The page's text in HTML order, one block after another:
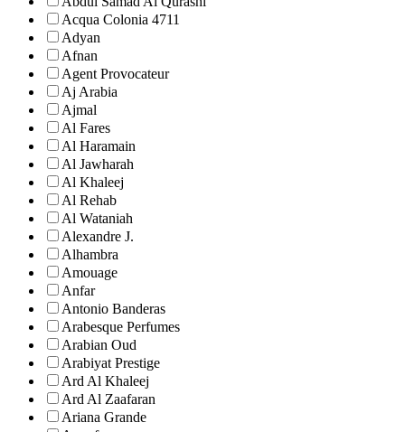
Acqua Colonia 4711
Adyan
Afnan
Agent Provocateur
Aj Arabia
Ajmal
Al Fares
Al Haramain
Al Jawharah
Al Khaleej
Al Rehab
Al Wataniah
Alexandre J.
Alhambra
Amouage
Anfar
Antonio Banderas
Arabesque Perfumes
Arabian Oud
Arabiyat Prestige
Ard Al Khaleej
Ard Al Zaafaran
Ariana Grande